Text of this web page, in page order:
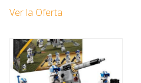
Ver la Oferta